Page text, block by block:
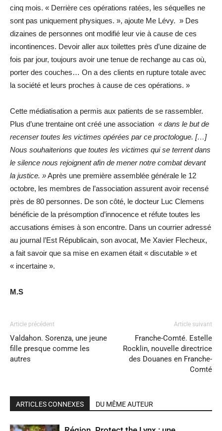
cinq mois. « Derrière ces opérations ratées, les séquelles ne
sont pas uniquement physiques. », ajoute Me Lévy. » Des
dizaines de personnes ont modifié leur vie à cause de ces
incontinences. Devoir aller aux toilettes près d’une dizaine de
fois par jour, toujours avoir une tenue de rechange au cas où,
porter des couches… On a des clients en rupture totale avec
la société et leurs proches à cause de ces opérations. »
Cette médiatisation a permis aux patients de se rassembler.
Plus d’une trentaine ont créé une association « dans le but de
recenser toutes les victimes opérées par ce proctologue. […]
Nous souhaiterions que toutes les victimes qui se terrent dans
le silence nous rejoignent afin de mener notre combat devant
la justice. »Après une première assemblée générale le 12
octobre, les membres de l’association assurent avoir recensé
près de 80 personnes. De son côté, le docteur Luc Clemens
bénéficie de la présomption d’innocence et réfute toutes les
accusations émises à son encontre. Dans un courrier adressé
au journal l’Est Républicain, son avocat, Me Xavier Flecheux,
a fait savoir que sa mise en examen était « discutable » et
« incertaine ».
M.S
Article précédent
Valdahon. Sorenza, une jeune
fille presque comme les
autres
Article suivant
Franche-Comté. Estelle
Rocklin, nouvelle directrice
des Douanes en Franche-
Comté
ARTICLES CONNEXES DU MÊME AUTEUR